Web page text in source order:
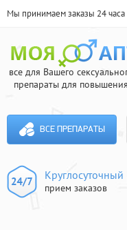
Мы принимаем заказы 24 часа
все для Вашего
препараты для
ВСЕ ПРЕПАРАТЫ
Круглосуточный
прием заказов